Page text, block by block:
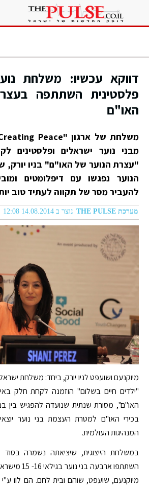
דווקא עכשיו: משלחת
פלסטינית השתתפה
האו"ם
מבני נוער ישראלים ופלסטינים
"עצרת הנוער של האו"ם" בניו יורק,
הנוער נפגשו עם דיפלומטים
להעביר מסר של תקווה לעתיד טוב
מערכת THE PULSE נוצר ב 14.08.2014 12:08
מיוקנעם ושועפט לניו יורק, ביחד: משלחת
"ילדים חיים בשלום" הוזמנה לקחת חלק
האו"ם", מסורת שנתית שנועדה להפגיש בין
בכירי האו"ם למטרת העצמת בני נוער
המנהיגות העולמית.
במשלחת הייצוגית, שיציאתה נשמרה
השתתפו ארבעה
מיוקנעם, שועפט, שוהם ובית לחם. הם לוו ע"י